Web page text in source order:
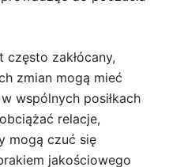
zakłócany,
zmian mogą mieć
wspólnych posiłkach
relacje,
mogą czuć się
jakościowego